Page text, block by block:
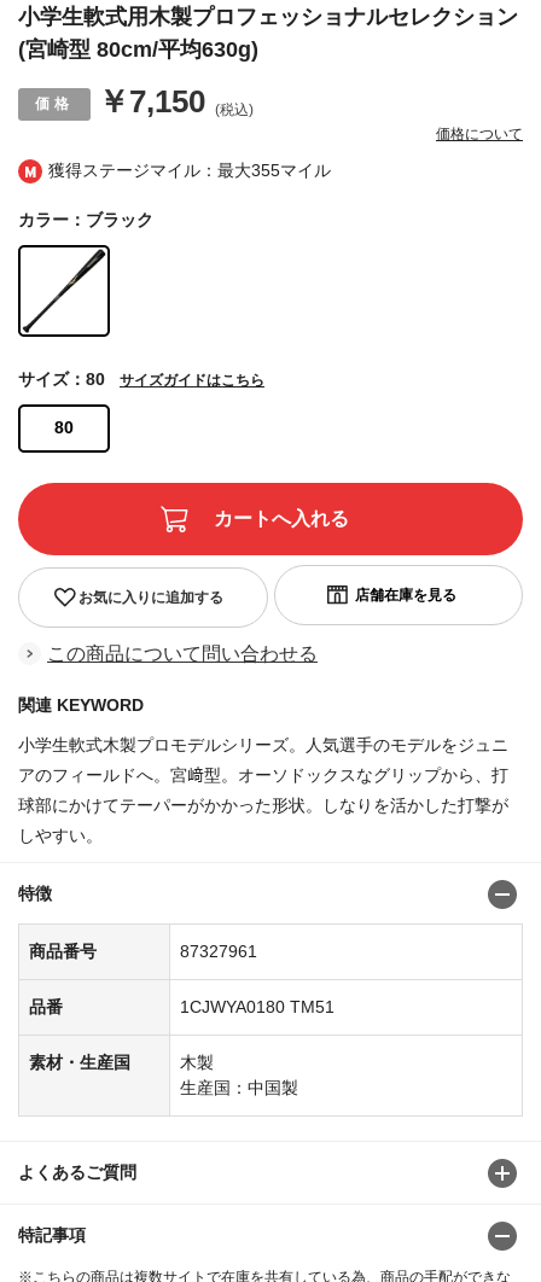
獲得ステージマイル：最大355マイル
小学生軟式用木製プロフェッショナルセレクション
(宮崎型 80cm/平均630g)
￥7,150 (税込)
価格について
カラー：ブラック
80
サイズ：80 サイズガイドはこちら
お気に入りに追加する
この商品について問い合わせる
関連 KEYWORD
小学生軟式木製プロモデルシリーズ。人気選手のモデルをジュニ
アのフィールドへ。宮﨑型。オーソドックスなグリップから、打
球部にかけてテーパーがかかった形状。しなりを活かした打撃が
しやすい。
特徴
商品番号 87327961
品番 1CJWYA0180 TM51
素材・生産国
木製
生産国：中国製
よくあるご質問
特記事項
※こちらの商品は複数サイトで在庫を共有している為、商品の手配ができな